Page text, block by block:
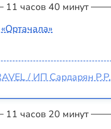
11 часов 40 минут
/ ИП Сардарян Р.Р.
11 часов 20 минут